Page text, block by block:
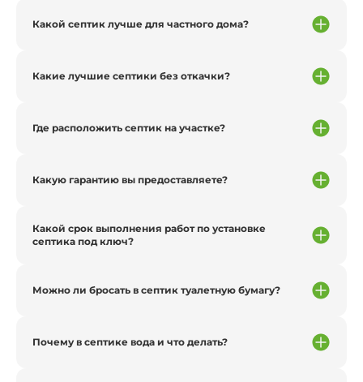
Какой септик лучше для частного дома?
Какие лучшие септики без откачки?
Где расположить септик на участке?
Какую гарантию вы предоставляете?
Какой срок выполнения работ по установке
септика под ключ?
Можно ли бросать в септик туалетную бумагу?
Почему в септике вода и что делать?